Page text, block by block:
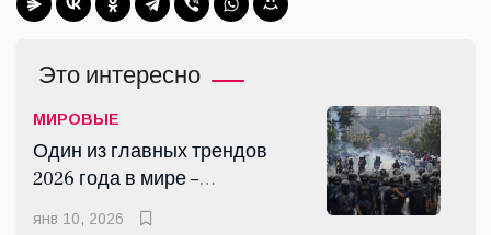
Это интересно
МИРОВЫЕ
Один из главных трендов
2026 года в мире –
революция поколения Z
янв 10, 2026